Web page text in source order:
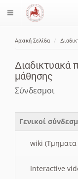
$langMenu
Αρχική Σελίδα
Διαδικτυακά
μάθησης
Σύνδεσμοι
Γενικοί
wiki (Τμηματα
Interactive